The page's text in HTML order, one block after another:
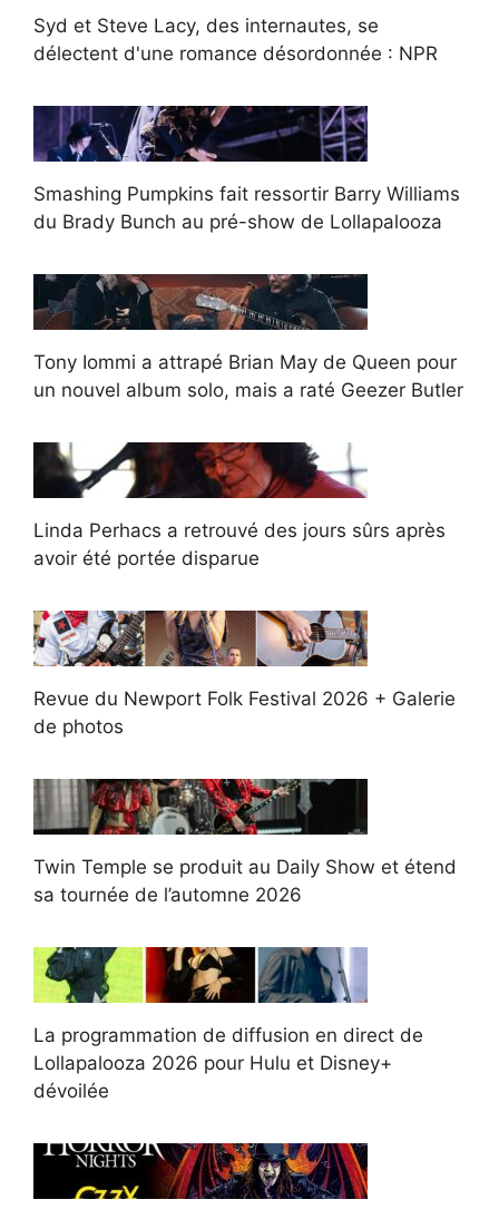
Syd et Steve Lacy, des internautes, se
délectent d'une romance désordonnée : NPR
Smashing Pumpkins fait ressortir Barry Williams
du Brady Bunch au pré-show de Lollapalooza
Tony Iommi a attrapé Brian May de Queen pour
un nouvel album solo, mais a raté Geezer Butler
Linda Perhacs a retrouvé des jours sûrs après
avoir été portée disparue
Revue du Newport Folk Festival 2026 + Galerie
de photos
Twin Temple se produit au Daily Show et étend
sa tournée de l’automne 2026
La programmation de diffusion en direct de
Lollapalooza 2026 pour Hulu et Disney+
dévoilée